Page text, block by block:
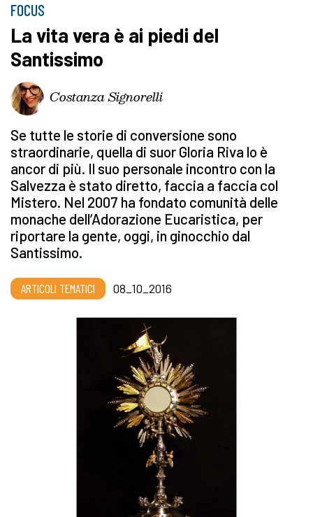
FOCUS
La vita vera è ai piedi del
Santissimo
Costanza Signorelli
Se tutte le storie di conversione sono
straordinarie, quella di suor Gloria Riva lo è
ancor di più. Il suo personale incontro con la
Salvezza è stato diretto, faccia a faccia col
Mistero. Nel 2007 ha fondato comunità delle
monache dell’Adorazione Eucaristica, per
riportare la gente, oggi, in ginocchio dal
Santissimo.
ARTICOLI TEMATICI 08_10_2016